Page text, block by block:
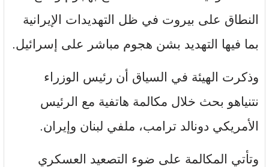
النطاق على بيروت في ظل التهديدات الإيرانية
بما فيها التهديد بشن هجوم مباشر على إسرائيل.
وذكرت الهيئة في السياق أن رئيس الوزراء
نتنياهو بحث خلال مكالمة هاتفية مع الرئيس
الأمريكي دونالد ترامب، ملفي لبنان وإيران.
وتأتي المكالمة على ضوء التصعيد العسكري